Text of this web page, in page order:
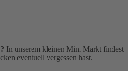
In unserem kleinen Mini Markt findest
eventuell vergessen hast.